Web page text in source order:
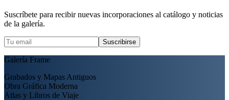
Suscríbete para recibir nuevas incorporaciones al catálogo y noticias
de la galería.
Suscribirse
Galería Frame
Grabados y Mapas Antiguos
Obra Gráfica Moderna
Atlas y Libros de Viaje